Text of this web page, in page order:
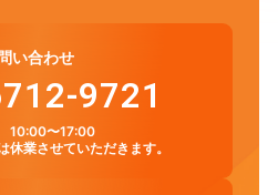
社名変更〜新たな経営理念
い合わせ
9721
10:00〜17:00
休業させていただきます。